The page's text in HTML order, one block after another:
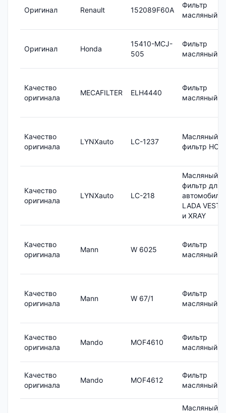
Оригинал Renault 152089F60A
Фильтр
масляный
Оригинал Honda
15410-MCJ-
505
Фильтр
масляный
Качество
оригинала
MECAFILTER ELH4440
Фильтр
масляный
Качество
оригинала
LYNXauto LC-1237
Масляный
фильтр HCV
Качество
оригинала
LYNXauto LC-218
Масляный
фильтр для
LADA VESTA
и XRAY
Качество
оригинала
Mann W 6025
Фильтр
масляный
Качество
оригинала
Mann W 67/1
Фильтр
масляный
Качество
оригинала
Mando MOF4610
Фильтр
масляный
Качество
оригинала
Mando MOF4612
Фильтр
масляный
Масляный